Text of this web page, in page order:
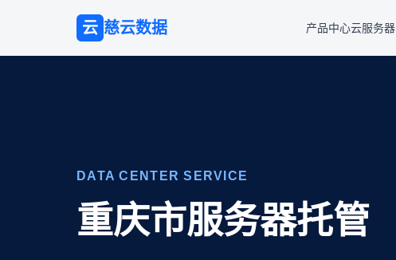
云 慈云数据 产品中心云服务器
DATA CENTER SERVICE
重庆市服务器托管